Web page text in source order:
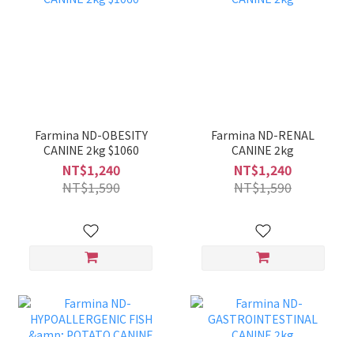
Farmina ND-OBESITY
CANINE 2kg $1060
NT$1,240
NT$1,590
Farmina ND-RENAL
CANINE 2kg
NT$1,240
NT$1,590